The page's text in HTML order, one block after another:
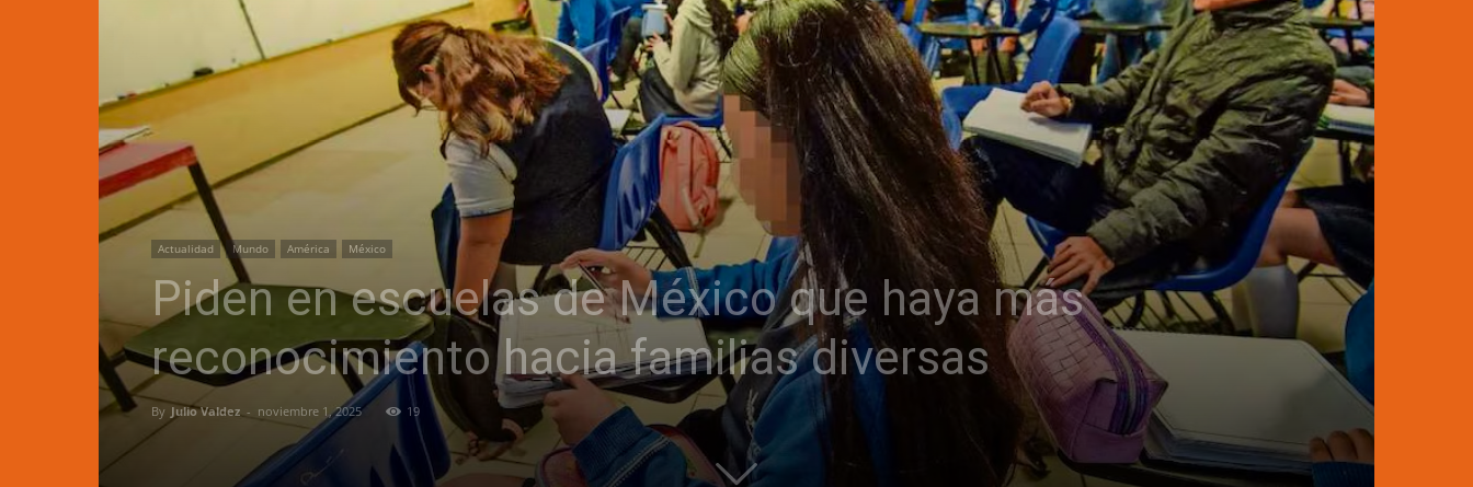
Actualidad Mundo América México
Piden en escuelas de México que haya más
reconocimiento hacia familias diversas
By Julio Valdez - noviembre 1, 2025 19